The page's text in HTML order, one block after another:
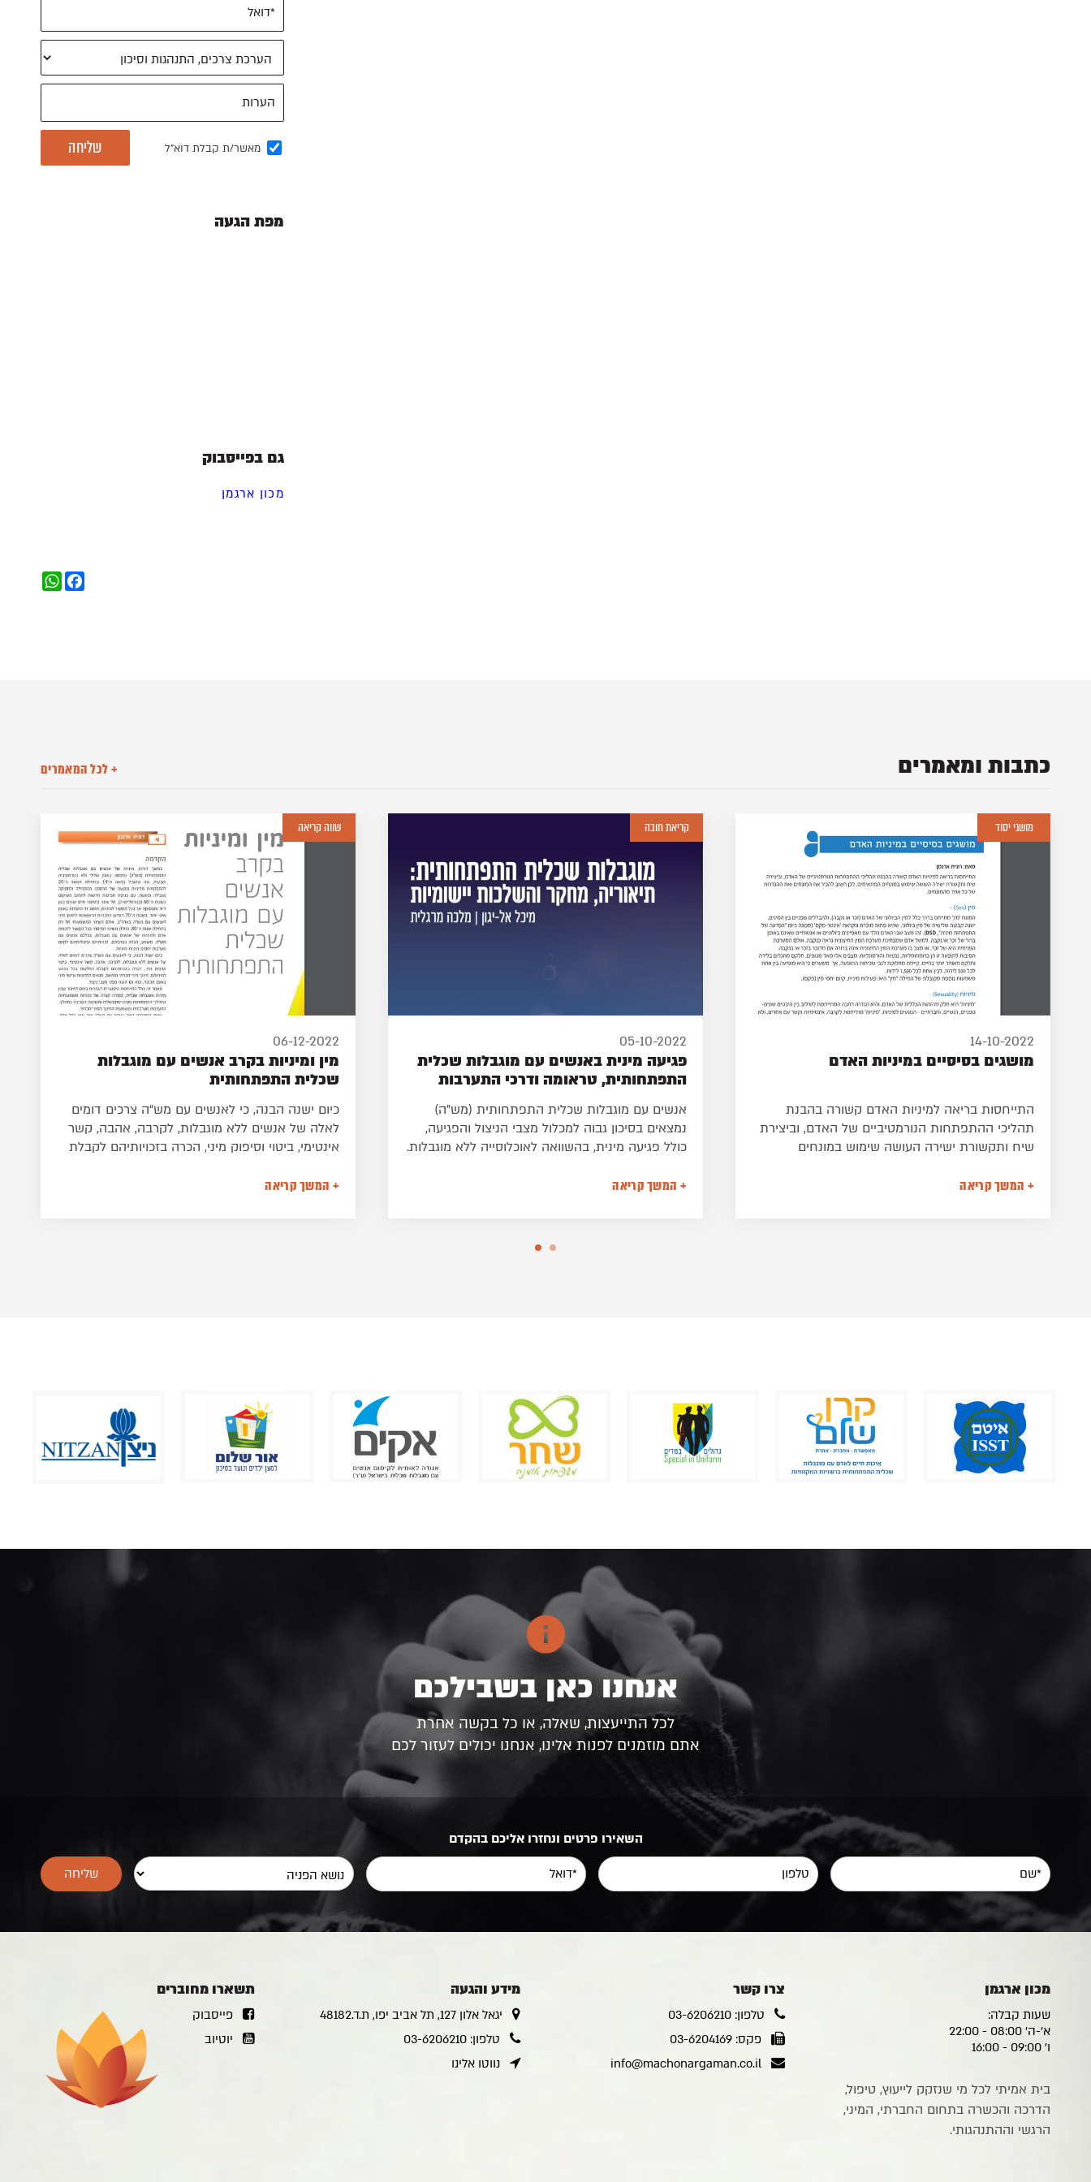
מאשר/ת קבלת דוא"ל
מפת הגעה
גם בפייסבוק
‏מכון ארגמן‏
WhatsAppFacebook
כתבות ומאמרים + לכל המאמרים
05-10-2022
פגיעה מינית באנשים עם מוגבלות שכלית
התפתחותית, טראומה ודרכי התערבות
אנשים עם מוגבלות שכלית התפתחותית (מש"ה)
נמצאים בסיכון גבוה למכלול מצבי הניצול והפגיעה,
כולל פגיעה מינית, בהשוואה לאוכלוסייה ללא מוגבלות.
שליליות מרובות וטראומות נוספות וכן טראומה
+ המשך קריאה
קריאת חובה
14-10-2022
מושגים בסיסיים במיניות האדם
התייחסות בריאה למיניות האדם קשורה בהבנת
תהליכי ההתפתחות הנורמטיביים של האדם, וביצירת
שיח ותקשורת ישירה העושה שימוש במונחים
ההגדרות של כל אחד מהמונחים. מאת רונית ארגמן,
אנשים עם מוגבלות שכלית התפתחותית
+ המשך קריאה
מושגי יסוד
06-10-2022
מה בין עבריינות מינית והתנהגות מינית
עבריינות מינית והתנהגות מינית מוגברת הן תופעות
מורכבות של התנהגויות מיניות בעייתיות בעלות
השלכות שליליות משמעותיות על האדם וסביבתו.
התנהגויות מיניות, המתבצעות בניגוד לחוק והטרוגניות
+ המשך קריאה
עבריינות מינית
אנחנו כאן בשבילכם
לכל התייעצות, שאלה, או כל בקשה אחרת
אתם מוזמנים לפנות אלינו, אנחנו יכולים לעזור לכם
השאירו פרטים ונחזרו אליכם בהקדם
מכון ארגמן
שעות קבלה:
א'-ה' 08:00 - 22:00
ו' 09:00 - 16:00
בית אמיתי לכל מי שנזקק לייעוץ, טיפול,
הדרכה והכשרה בתחום החברתי, המיני,
הרגשי וההתנהגותי.
צרו קשר
טלפון: 03-6206210
פקס: 03-6204169
info@machonargaman.co.il
מידע והגעה
יגאל אלון 127, תל אביב יפו, ת.ד.48182
טלפון: 03-6206210
נווטו אלינו
תשארו מחוברים
פייסבוק
יוטיוב